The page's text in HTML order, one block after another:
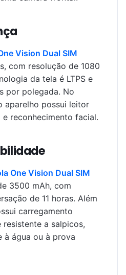
Vision Dual SIM
com resolução de 1080
da tela é LTPS e
por polegada. No
aparelho possui leitor
reconhecimento facial.
One Vision Dual SIM
3500 mAh, com
de 11 horas. Além
carregamento
resistente a salpicos,
à água ou à prova